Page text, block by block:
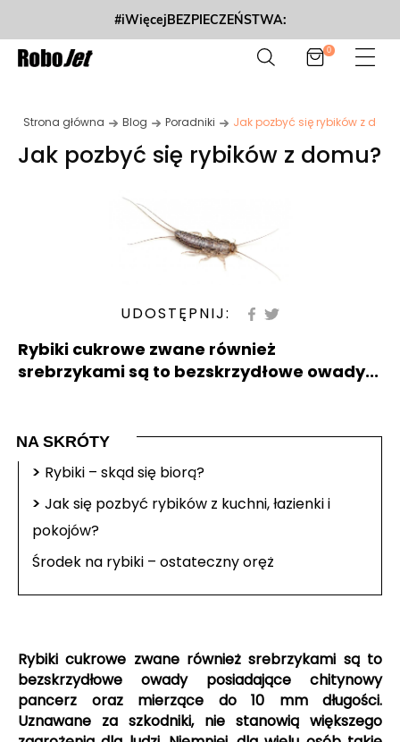
#iWięcejBEZPIECZEŃSTWA:
0
Strona główna Blog Poradniki Jak pozbyć się rybików z
Jak pozbyć się rybików z domu?
UDOSTĘPNIJ:
Rybiki cukrowe zwane również
srebrzykami są to bezskrzydłowe owady...
NA SKRÓTY
> Rybiki – skąd się biorą?
> Jak się pozbyć rybików z kuchni, łazienki i
pokojów?
Środek na rybiki – ostateczny oręż
Rybiki cukrowe zwane również srebrzykami są to
bezskrzydłowe owady posiadające chitynowy
pancerz oraz mierzące do 10 mm długości.
Uznawane za szkodniki, nie stanowią większego